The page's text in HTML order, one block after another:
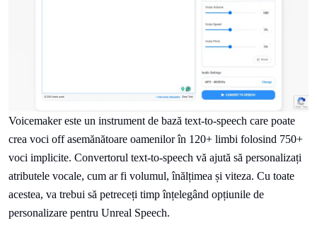
Voicemaker este un instrument de bază text-to-speech care poate
crea voci off asemănătoare oamenilor în 120+ limbi folosind 750+
voci implicite. Convertorul text-to-speech vă ajută să personalizați
atributele vocale, cum ar fi volumul, înălțimea și viteza. Cu toate
acestea, va trebui să petreceți timp înțelegând opțiunile de
personalizare pentru Unreal Speech.